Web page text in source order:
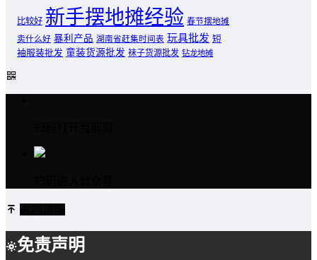
比较好 新手摆地摊经验 春节摆地摊
卖什么好 暴利产品 湖南省赶集时间表 玩具批发 短
袖服装批发 童装货源批发 袜子货源批发 钻龙地摊
免责声明